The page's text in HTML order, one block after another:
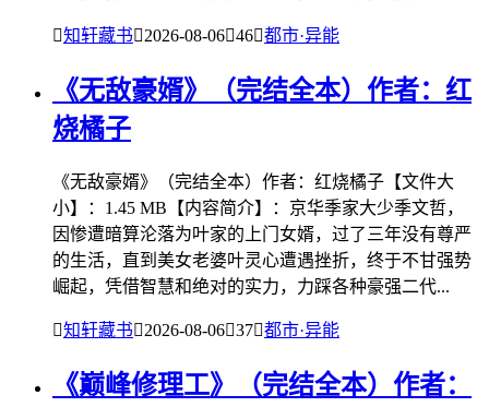
知轩藏书2026-08-0646都市·异能
《无敌豪婿》（完结全本）作者：红
烧橘子
《无敌豪婿》（完结全本）作者：红烧橘子【文件大
小】：1.45 MB【内容简介】：京华季家大少季文哲，
因惨遭暗算沦落为叶家的上门女婿，过了三年没有尊严
的生活，直到美女老婆叶灵心遭遇挫折，终于不甘强势
崛起，凭借智慧和绝对的实力，力踩各种豪强二代...
知轩藏书2026-08-0637都市·异能
《巅峰修理工》（完结全本）作者：